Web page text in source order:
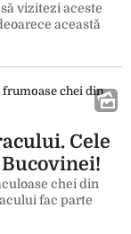
vizitezi aceste
această
Cele
chei din
fac parte